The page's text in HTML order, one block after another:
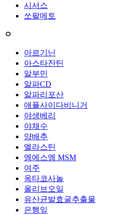
시서스
쏘팔메토
ㅇ
아르기닌
아스타잔틴
알부민
알파CD
알파리포산
애플사이다비니거
야생베리
야채수
양배추
엘라스틴
엠에스엠 MSM
여주
옥타코사놀
올리브오일
유산균발효굴추출물
은행잎